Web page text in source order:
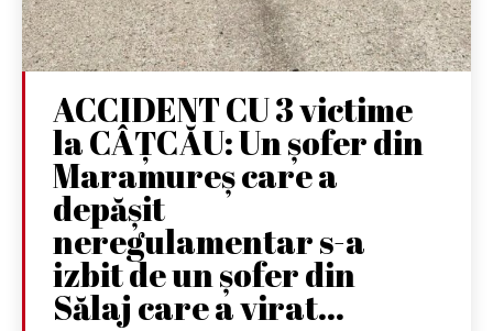
ACCIDENT CU 3 victime
la CÂȚCĂU: Un șofer din
Maramureș care a
depășit
neregulamentar s-a
izbit de un șofer din
Sălaj care a virat...